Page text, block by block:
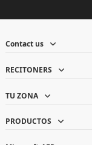
Contact us
RECITONERS
TU ZONA
PRODUCTOS